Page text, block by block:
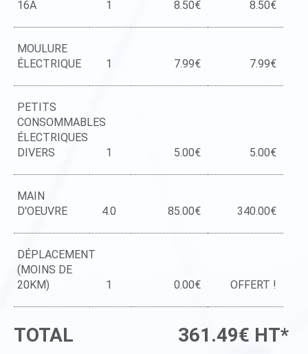
16A 1 8.50€ 8.50€
MOULURE
ÉLECTRIQUE
1 7.99€ 7.99€
PETITS
CONSOMMABLES
ÉLECTRIQUES
DIVERS
1 5.00€ 5.00€
MAIN
D'OEUVRE
4.0 85.00€ 340.00€
DÉPLACEMENT
(MOINS DE
20KM)
1 0.00€ OFFERT !
TOTAL 361.49€ HT*